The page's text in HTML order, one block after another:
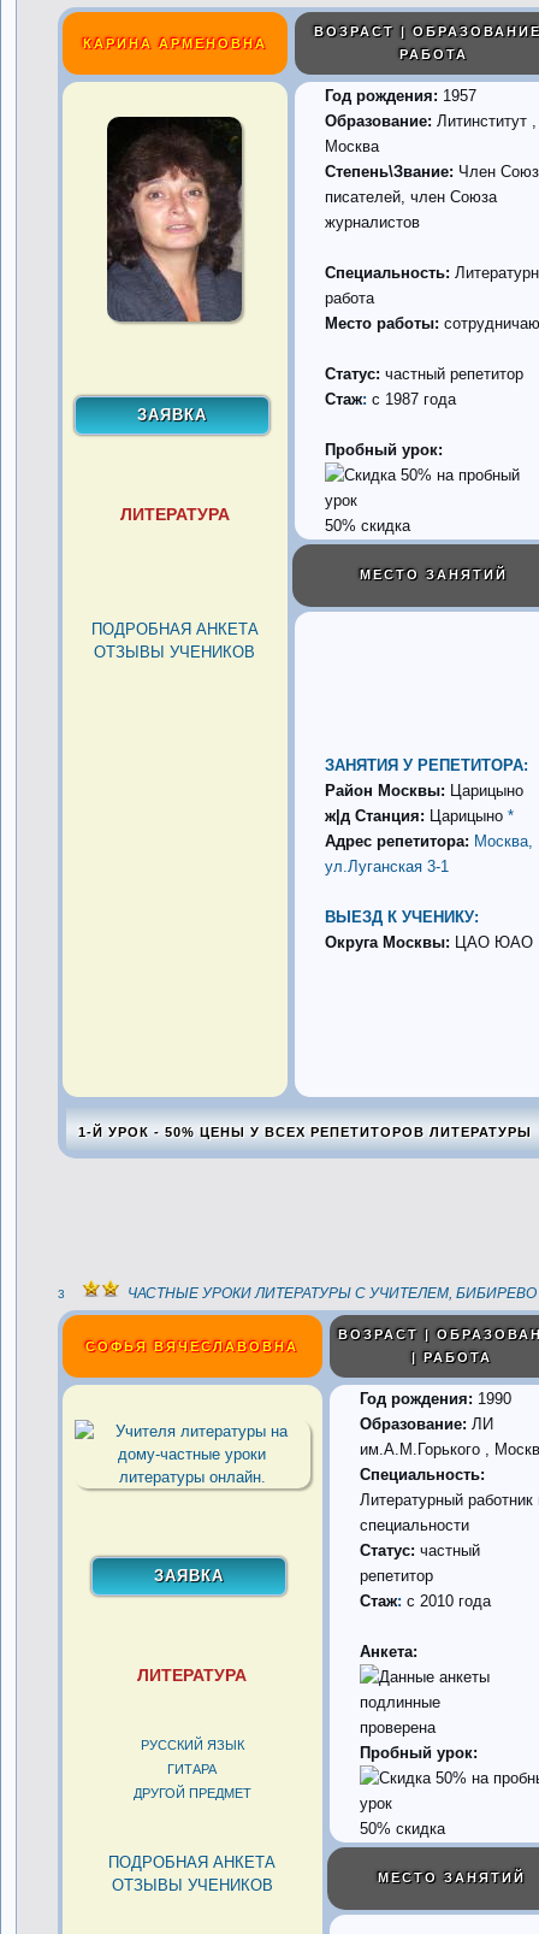
КАРИНА АРМЕНОВНА
ВОЗРАСТ |
РАБОТА
ЛИТЕРАТУРА
ПОДРОБНАЯ АНКЕТА
ОТЗЫВЫ УЧЕНИКОВ
Год рождения: 1957
Образование: Литинститут ,
Москва
Степень\Звание: Член
писателей, член Союза
журналистов
Специальность:
работа
Место работы:
Статус: частный репетитор
Стаж: с 1987 года
Пробный урок:
50% скидка
МЕСТО ЗАНЯТИЙ
ЗАНЯТИЯ У РЕПЕТИТОРА:
Район Москвы: Царицыно
ж|д Станция: Царицыно *
Адрес репетитора: Москва,
ул.Луганская 3-1
ВЫЕЗД К УЧЕНИКУ:
Округа Москвы: ЦАО ЮАО
1-Й УРОК - 50% ЦЕНЫ У ВСЕХ РЕПЕТИТОРОВ ЛИТЕРАТУРЫ
3 ЧАСТНЫЕ УРОКИ ЛИТЕРАТУРЫ С УЧИТЕЛЕМ, БИБИРЕВО
СОФЬЯ ВЯЧЕСЛАВОВНА
ВОЗРАСТ |
| РАБОТА
ЛИТЕРАТУРА
РУССКИЙ ЯЗЫК
ГИТАРА
ДРУГОЙ ПРЕДМЕТ
ПОДРОБНАЯ АНКЕТА
ОТЗЫВЫ УЧЕНИКОВ
Год рождения: 1990
Образование: ЛИ
им.А.М.Горького ,
Специальность:
Литературный работник
специальности
Статус: частный
репетитор
Стаж: с 2010 года
Анкета:
проверена
Пробный урок:
50% скидка
МЕСТО ЗАНЯТИЙ